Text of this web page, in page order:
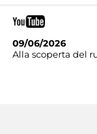
09/06/2026
Alla scoperta del